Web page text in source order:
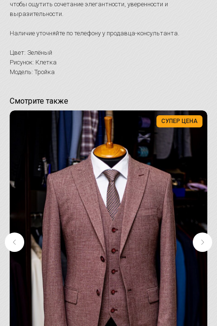
чтобы ощутить сочетание элегантности, уверенности и
выразительности.
Наличие уточняйте по телефону у продавца-консультанта.
Цвет: Зелёный
Рисунок: Клетка
Модель: Тройка
Смотрите также
СУПЕР ЦЕНА